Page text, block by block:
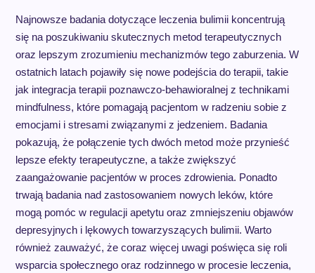
Najnowsze badania dotyczące leczenia bulimii koncentrują
się na poszukiwaniu skutecznych metod terapeutycznych
oraz lepszym zrozumieniu mechanizmów tego zaburzenia. W
ostatnich latach pojawiły się nowe podejścia do terapii, takie
jak integracja terapii poznawczo-behawioralnej z technikami
mindfulness, które pomagają pacjentom w radzeniu sobie z
emocjami i stresami związanymi z jedzeniem. Badania
pokazują, że połączenie tych dwóch metod może przynieść
lepsze efekty terapeutyczne, a także zwiększyć
zaangażowanie pacjentów w proces zdrowienia. Ponadto
trwają badania nad zastosowaniem nowych leków, które
mogą pomóc w regulacji apetytu oraz zmniejszeniu objawów
depresyjnych i lękowych towarzyszących bulimii. Warto
również zauważyć, że coraz więcej uwagi poświęca się roli
wsparcia społecznego oraz rodzinnego w procesie leczenia,